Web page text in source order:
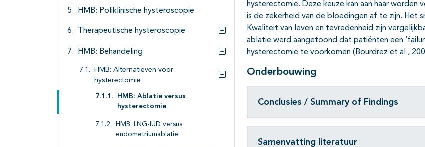
HMB: Poliklinische hysteroscopie
Therapeutische hysteroscopie
Subpagina's open- en dichtklappen
HMB: Behandeling
HMB: Alternatieven voor
hysterectomie
Subpagina's open- en dichtklappen
HMB: Ablatie versus
hysterectomie
HMB: LNG-IUD versus
endometriumablatie
hysterectomie. Deze keuze kan aan haar
is de zekerheid van de bloedingen af te zijn. Het
Kwaliteit van leven en tevredenheid zijn
ablatie werd aangetoond dat patiënten een
hysterectomie te voorkomen (Bourdrez et al.,
Onderbouwing
Conclusies / Summary of Findings
Samenvatting literatuur